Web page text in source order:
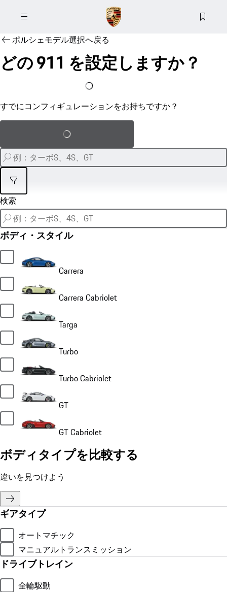
ポルシェモデル選択へ戻る
どの 911 を設定しますか？
私はすでにコンフィギュレーションを持っている
すでにコンフィギュレーションをお持ちですか？
保存された設定をロードする
フィルター
ボディ・スタイル
Carrera
Carrera Cabriolet
Targa
Turbo
Turbo Cabriolet
GT
GT Cabriolet
ボディタイプを比較する
違いを見つけよう
ギアタイプ
オートマチック
マニュアルトランスミッション
ドライブトレイン
全輪駆動